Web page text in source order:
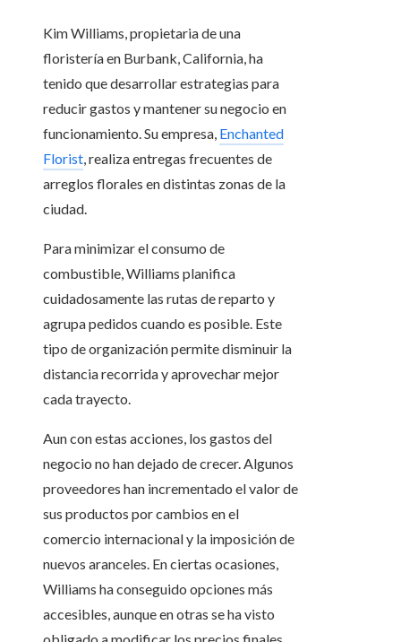
Kim Williams, propietaria de una
floristería en Burbank, California, ha
tenido que desarrollar estrategias para
reducir gastos y mantener su negocio en
funcionamiento. Su empresa, Enchanted
Florist, realiza entregas frecuentes de
arreglos florales en distintas zonas de la
ciudad.
Para minimizar el consumo de
combustible, Williams planifica
cuidadosamente las rutas de reparto y
agrupa pedidos cuando es posible. Este
tipo de organización permite disminuir la
distancia recorrida y aprovechar mejor
cada trayecto.
Aun con estas acciones, los gastos del
negocio no han dejado de crecer. Algunos
proveedores han incrementado el valor de
sus productos por cambios en el
comercio internacional y la imposición de
nuevos aranceles. En ciertas ocasiones,
Williams ha conseguido opciones más
accesibles, aunque en otras se ha visto